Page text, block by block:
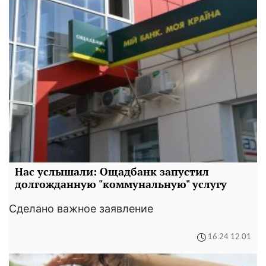
Нас услышали: Ощадбанк запустил
долгожданную "коммунальную" услугу
Сделано важное заявление
16:24 12.01